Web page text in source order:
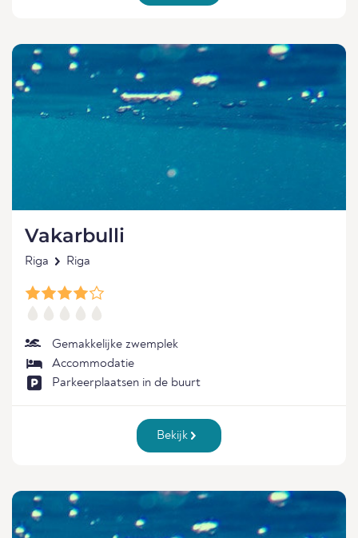
Vakarbulli
Riga Riga
Gemakkelijke zwemplek
Accommodatie
Parkeerplaatsen in de buurt
Bekijk